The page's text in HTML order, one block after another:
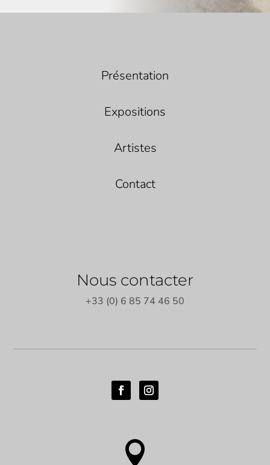
Présentation
Expositions
Artistes
Contact
Nous contacter
+33 (0) 6 85 74 46 50
